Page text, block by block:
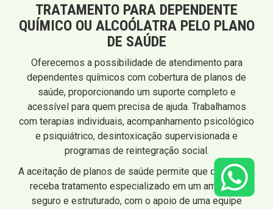
TRATAMENTO PARA DEPENDENTE
QUÍMICO OU ALCOÓLATRA PELO PLANO
DE SAÚDE
Oferecemos a possibilidade de atendimento para
dependentes químicos com cobertura de planos de
saúde, proporcionando um suporte completo e
acessível para quem precisa de ajuda. Trabalhamos
com terapias individuais, acompanhamento psicológico
e psiquiátrico, desintoxicação supervisionada e
programas de reintegração social.
A aceitação de planos de saúde permite que o paciente
receba tratamento especializado em um ambiente
seguro e estruturado, com o apoio de uma equipe